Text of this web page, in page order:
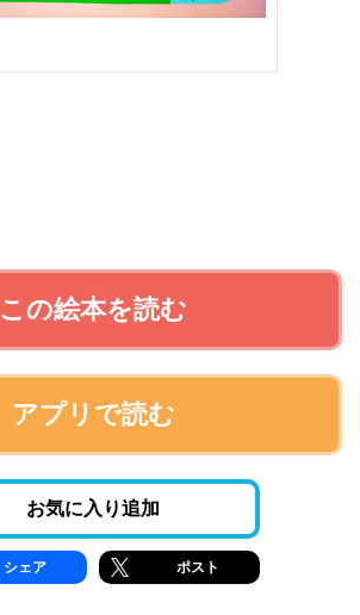
この絵本を読む
アプリで読む
お気に入り追加
シェア ポスト